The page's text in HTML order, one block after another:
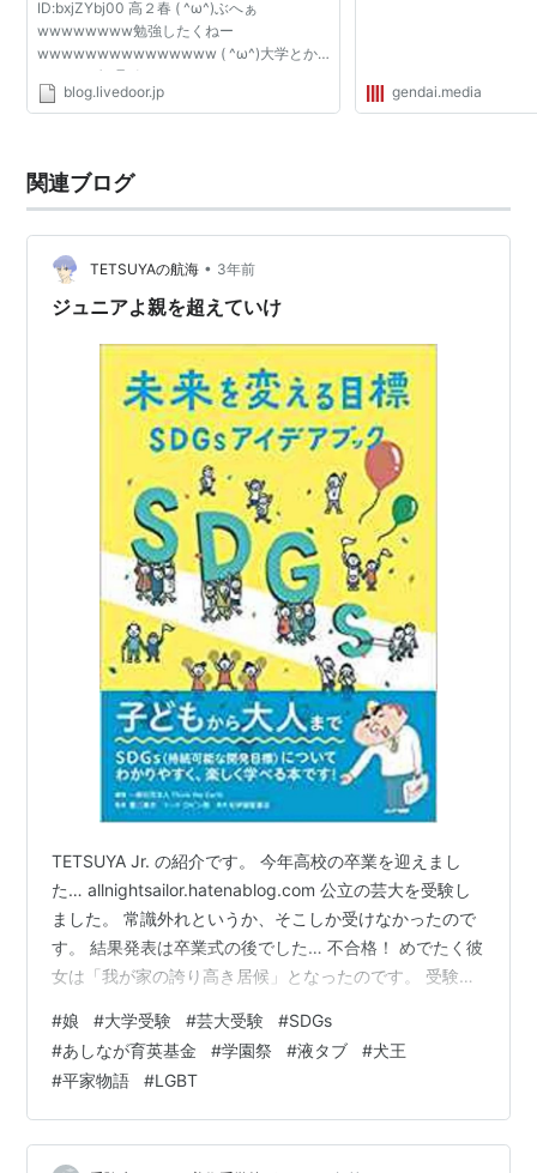
ID:bxjZYbj00 高２春 ( ^ω^)ぶへぁ
wwwwwwww勉強したくねー
wwwwwwwwwwwwwww ( ^ω^)大学とか
wwwww無理ポゥ
wwwwwwwwwwwwwww 教師「あんた絵
blog.livedoor.jp gendai.media
関連ブログ
TETSUYAの航海 • 3年前
ジュニアよ親を超えていけ
TETSUYA Jr. の紹介です。 今年高校の卒業を迎えまし
た… allnightsailor.hatenablog.com 公立の芸大を受験し
ました。 常識外れというか、そこしか受けなかったので
す。 結果発表は卒業式の後でした… 不合格！ めでたく彼
女は「我が家の誇り高き居候」となったのです。 受験浪
せ反省なんかしません。すべり止めなんか行く気がない
のです。 しょうがない。付き合おうじゃないか。 来年ま
で牙を研ぎ続けるがいい。 私たちが入れ込む、娘の紹介
です。 ～～～～～～～～～～～～～～～～～～ ①社会
問題への取り組み 学園祭で「あしな…
#娘 #大学受験 #芸大受験 #SDGs
#あしなが育英基金 #学園祭 #液タブ #犬王
#平家物語 #LGBT